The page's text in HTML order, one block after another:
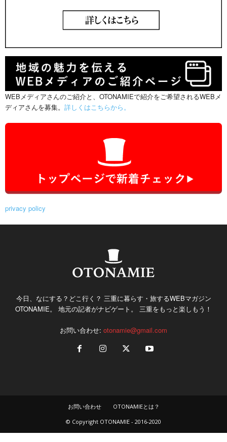
WEBメディアさんのご紹介と、OTONAMIEで紹介をご希望されるWEBメ
ディアさんを募集。 詳しくはこちらから。
privacy policy
今日、なにする？どこ行く？ 三重に暮らす・旅するWEBマガジン
OTONAMIE。 地元の記者がナビゲート。 三重をもっと楽しもう！
お問い合わせ: otonamie@gmail.com
お問い合わせ
OTONAMIEとは？
© Copyright OTONAMIE - 2016-2020